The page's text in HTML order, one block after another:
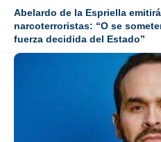
Abelardo de la Espriella
narcoterroristas: “O se
fuerza decidida del Estado”